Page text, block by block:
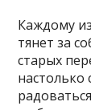
Каждому
тянет за
старых